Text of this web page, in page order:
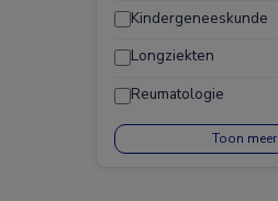
Kindergeneeskunde
Longziekten
Reumatologie
Toon meer